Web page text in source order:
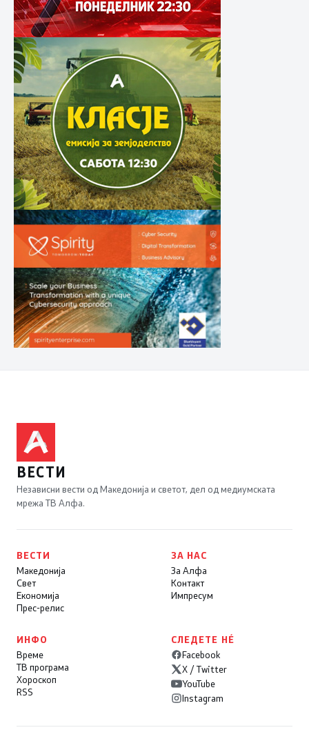
ВЕСТИ
Независни вести од Македонија и светот, дел од медиумската
мрежа ТВ Алфа.
ВЕСТИ
Македонија
Свет
Економија
Прес-релис
ЗА НАС
За Алфа
Контакт
Импресум
ИНФО
Време
ТВ програма
Хороскоп
RSS
СЛЕДЕТЕ НÉ
Facebook
X / Twitter
YouTube
Instagram